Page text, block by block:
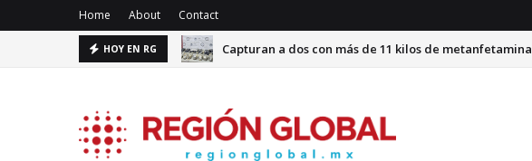
Home About Contact
HOY EN RG Capturan a dos con más de 11 kilos de metanfetamina